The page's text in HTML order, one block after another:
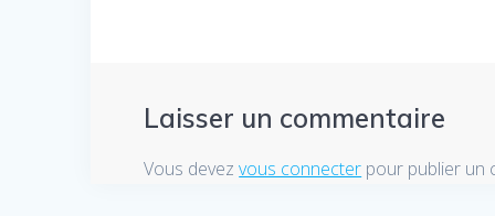
Laisser un commentaire
Vous devezvous connecter pour publier un